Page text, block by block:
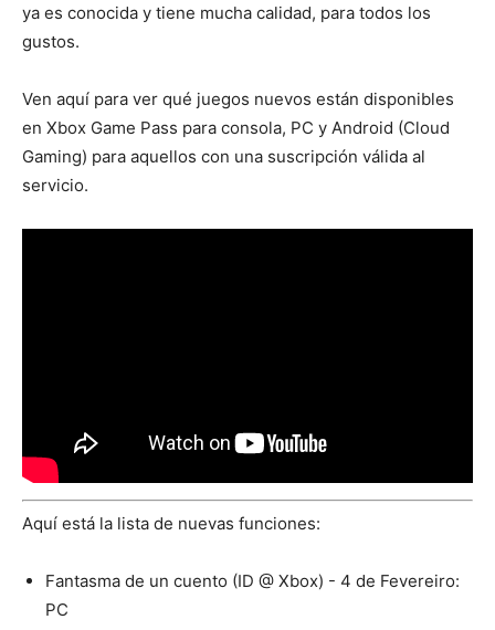
ya es conocida y tiene mucha calidad, para todos los
gustos.
Ven aquí para ver qué juegos nuevos están disponibles
en Xbox Game Pass para consola, PC y Android (Cloud
Gaming) para aquellos con una suscripción válida al
servicio.
Aquí está la lista de nuevas funciones:
Fantasma de un cuento (ID @ Xbox) - 4 de Fevereiro:
PC